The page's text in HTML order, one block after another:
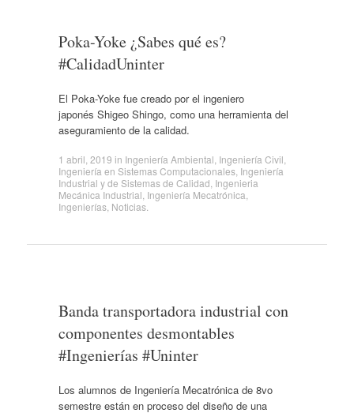
Poka-Yoke ¿Sabes qué es?
#CalidadUninter
El Poka-Yoke fue creado por el ingeniero
japonés Shigeo Shingo, como una herramienta del
aseguramiento de la calidad.
1 abril, 2019 in Ingeniería Ambiental Ingeniería Civil
Ingeniería en Sistemas Computacionales, Ingeniería
Industrial y de Sistemas de Calidad Ingenieria
Mecánica Industrial Ingeniería Mecatrónica
Ingenierías, Noticias.
Banda transportadora industrial con
componentes desmontables
#Ingenierías #Uninter
Los alumnos de Ingeniería Mecatrónica de 8vo
semestre están en proceso del diseño de una